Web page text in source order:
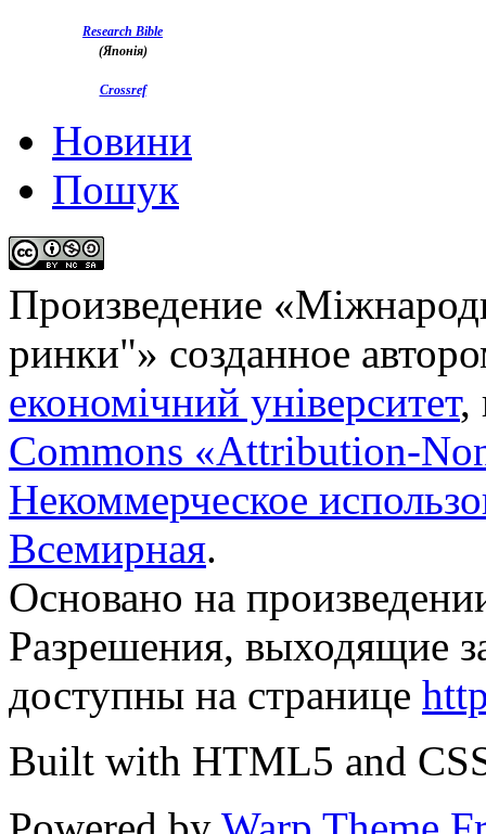
Research Bible
(Японія)
Crossref
Новини
Пошук
Произведение «
ринки"» созданное
економічний університет,
Commons «Attribution-
Некоммерческое
Всемирная.
Основано на
Разрешения, выходящие
доступны на странице
Built with HTML5 and